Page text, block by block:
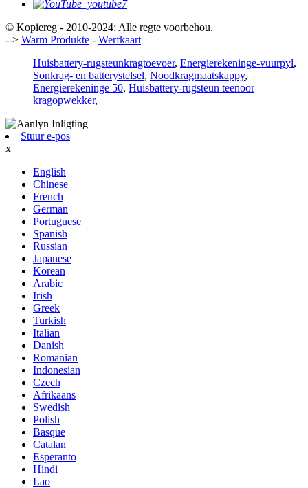
© Kopiereg - 2010-2024: Alle regte voorbehou.
--> Warm Produkte - Werfkaart
Huisbattery-rugsteunkragtoevoer, Energierekeninge-vuurpyl,
Sonkrag- en batterystelsel, Noodkragmaatskappy,
Energierekeninge 50, Huisbattery-rugsteun teenoor
kragopwekker,
Stuur e-pos
x
English
Chinese
French
German
Portuguese
Spanish
Russian
Japanese
Korean
Arabic
Irish
Greek
Turkish
Italian
Danish
Romanian
Indonesian
Czech
Afrikaans
Swedish
Polish
Basque
Catalan
Esperanto
Hindi
Lao